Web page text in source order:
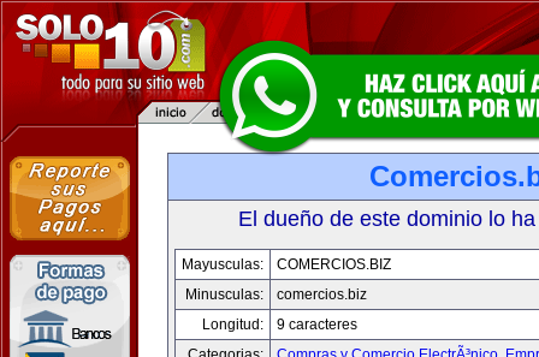
El dueño de este dominio lo
Mayusculas:
COMERCIOS.BIZ
Minusculas:
comercios.biz
Longitud:
9 caracteres